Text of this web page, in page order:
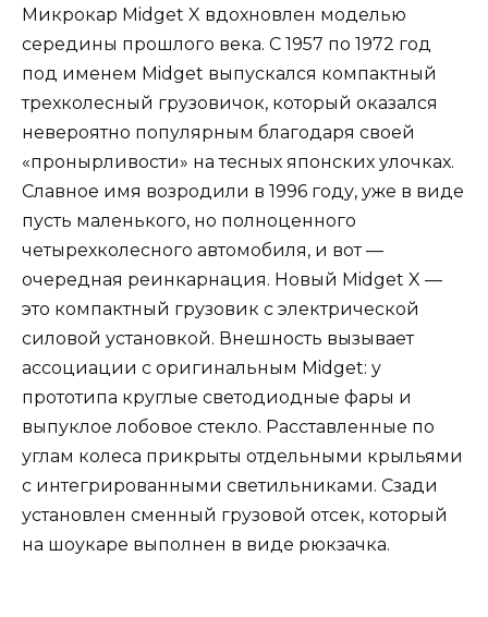
Микрокар Midget X вдохновлен моделью
середины прошлого века. С 1957 по 1972 год
под именем Midget выпускался компактный
трехколесный грузовичок, который оказался
невероятно популярным благодаря своей
«пронырливости» на тесных японских улочках.
Славное имя возродили в 1996 году, уже в виде
пусть маленького, но полноценного
четырехколесного автомобиля, и вот —
очередная реинкарнация. Новый Midget X —
это компактный грузовик с электрической
силовой установкой. Внешность вызывает
ассоциации с оригинальным Midget: у
прототипа круглые светодиодные фары и
выпуклое лобовое стекло. Расставленные по
углам колеса прикрыты отдельными крыльями
с интегрированными светильниками. Сзади
установлен сменный грузовой отсек, который
на шоукаре выполнен в виде рюкзачка.